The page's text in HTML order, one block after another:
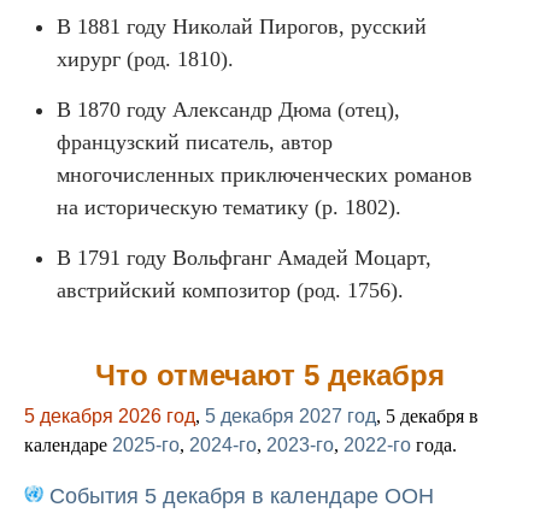
В 1881 году Николай Пирогов, русский
хирург (род. 1810).
В 1870 году Александр Дюма (отец),
французский писатель, автор
многочисленных приключенческих романов
на историческую тематику (р. 1802).
В 1791 году Вольфганг Амадей Моцарт,
австрийский композитор (род. 1756).
Что отмечают 5 декабря
5 декабря 2026 год, 5 декабря 2027 год, 5 декабря в
календаре 2025-го, 2024-го, 2023-го, 2022-го года.
События 5 декабря в календаре ООН